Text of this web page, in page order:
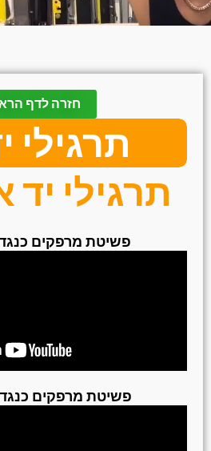
חזרה לדף
תרגילי
תרגילי יד
פשיטת מרפקים
פשיטת מרפקים